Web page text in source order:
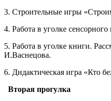
3. Строительные игры
4. Работа в уголке сенсорного
5. Работа в уголке книги.
И.Васнецова.
6. Дидактическая игра «Кто
Вторая прогулка